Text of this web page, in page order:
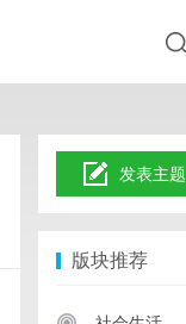
发表主题
版块推荐